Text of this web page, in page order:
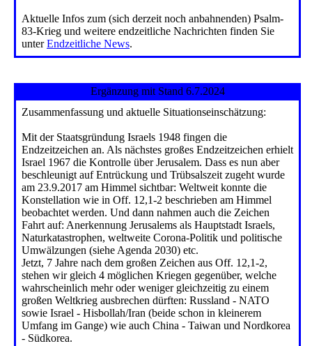
Aktuelle Infos zum (sich derzeit noch anbahnenden) Psalm-
83-Krieg und weitere endzeitliche Nachrichten finden Sie
unterEndzeitliche News.
Ergänzung mit Stand 6.7.2024
Zusammenfassung und aktuelle Situationseinschätzung:
Mit der Staatsgründung Israels 1948 fingen die
Endzeitzeichen an. Als nächstes großes Endzeitzeichen erhielt
Israel 1967 die Kontrolle über Jerusalem. Dass es nun aber
beschleunigt auf Entrückung und Trübsalszeit zugeht wurde
am 23.9.2017 am Himmel sichtbar: Weltweit konnte die
Konstellation wie in Off. 12,1-2 beschrieben am Himmel
beobachtet werden. Und dann nahmen auch die Zeichen
Fahrt auf: Anerkennung Jerusalems als Hauptstadt Israels,
Naturkatastrophen, weltweite Corona-Politik und politische
Umwälzungen (siehe Agenda 2030) etc.
Jetzt, 7 Jahre nach dem großen Zeichen aus Off. 12,1-2,
stehen wir gleich 4 möglichen Kriegen gegenüber, welche
wahrscheinlich mehr oder weniger gleichzeitig zu einem
großen Weltkrieg ausbrechen dürften: Russland - NATO
sowie Israel - Hisbollah/Iran (beide schon in kleinerem
Umfang im Gange) wie auch China - Taiwan und Nordkorea
- Südkorea.